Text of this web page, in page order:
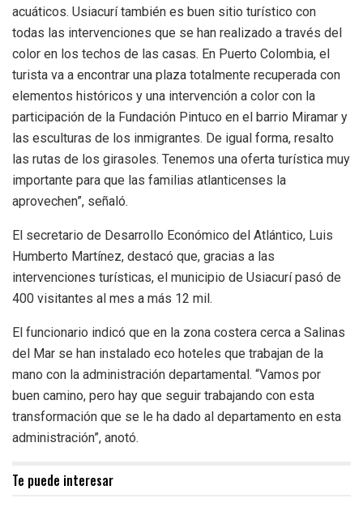
acuáticos. Usiacurí también es buen sitio turístico con
todas las intervenciones que se han realizado a través del
color en los techos de las casas. En Puerto Colombia, el
turista va a encontrar una plaza totalmente recuperada con
elementos históricos y una intervención a color con la
participación de la Fundación Pintuco en el barrio Miramar y
las esculturas de los inmigrantes. De igual forma, resalto
las rutas de los girasoles. Tenemos una oferta turística muy
importante para que las familias atlanticenses la
aprovechen”, señaló.
El secretario de Desarrollo Económico del Atlántico, Luis
Humberto Martínez, destacó que, gracias a las
intervenciones turísticas, el municipio de Usiacurí pasó de
400 visitantes al mes a más 12 mil.
El funcionario indicó que en la zona costera cerca a Salinas
del Mar se han instalado eco hoteles que trabajan de la
mano con la administración departamental. “Vamos por
buen camino, pero hay que seguir trabajando con esta
transformación que se le ha dado al departamento en esta
administración”, anotó.
Te puede interesar